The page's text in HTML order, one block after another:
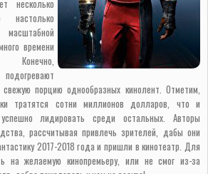
несколько
настолько
времени
свежую порцию однообразных кинолент. Отметим,
тратятся сотни миллионов долларов, что и
лидировать среди остальных. Авторы
рассчитывая привлечь зрителей, дабы они
2017-2018 года и пришли в кинотеатр. Для
на желаемую кинопремьеру, или не смог из-за